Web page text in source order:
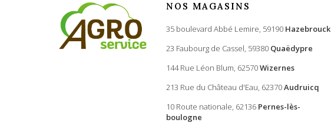
NOS MAGASINS
35 boulevard Abbé Lemire, 59190 Hazebrouck
23 Faubourg de Cassel, 59380 Quaëdypre
144 Rue Léon Blum, 62570Wizernes
213 Rue du Château d'Eau, 62370Audruicq
10 Route nationale, 62136 Pernes-lès-
boulogne